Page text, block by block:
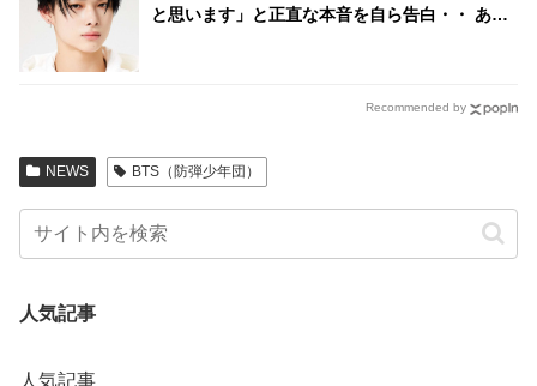
と思います」と正直な本音を自ら告白・・ あま
Recommended by
NEWS BTS（防弾少年団）
人気記事
人気記事